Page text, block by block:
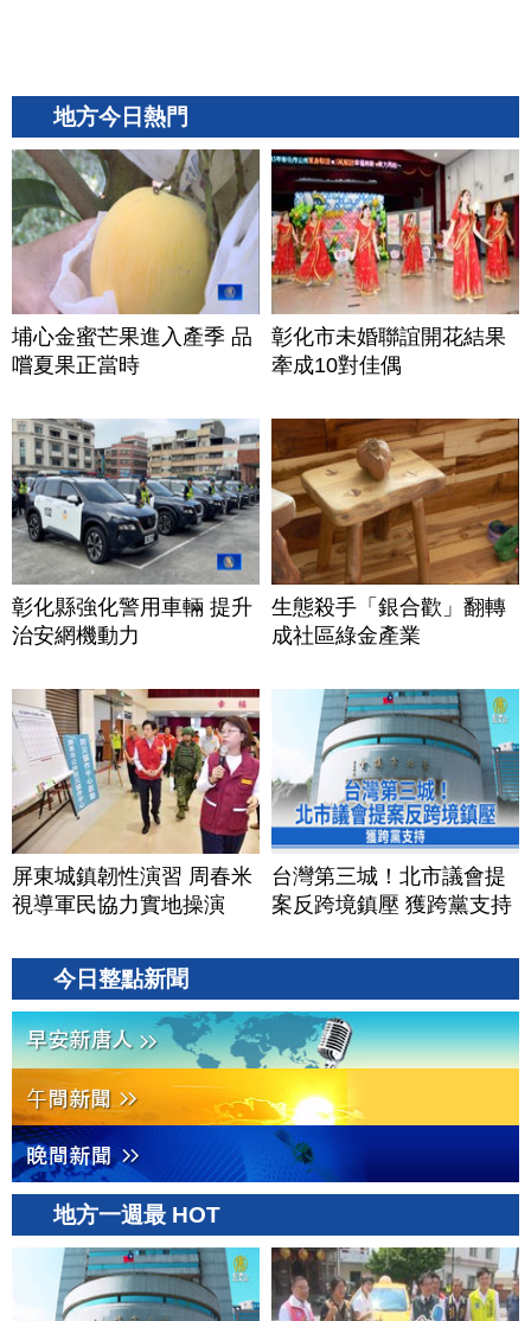
地方今日熱門
埔心金蜜芒果進入產季 品
嚐夏果正當時
彰化市未婚聯誼開花結果
牽成10對佳偶
彰化縣強化警用車輛 提升
治安網機動力
生態殺手「銀合歡」翻轉
成社區綠金產業
屏東城鎮韌性演習 周春米
視導軍民協力實地操演
台灣第三城！北市議會提
案反跨境鎮壓 獲跨黨支持
今日整點新聞
地方一週最 HOT